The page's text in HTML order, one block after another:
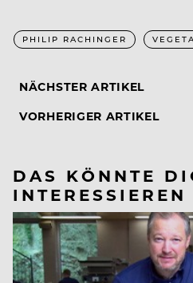
PHILIP RACHINGER
NÄCHSTER ARTIKEL
VORHERIGER ARTIKEL
DAS KÖNNTE
INTERESSIEREN